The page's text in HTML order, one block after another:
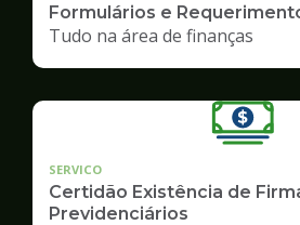
Formulários e
Tudo na área de finanças
SERVICO
Certidão Existência de
Previdenciários